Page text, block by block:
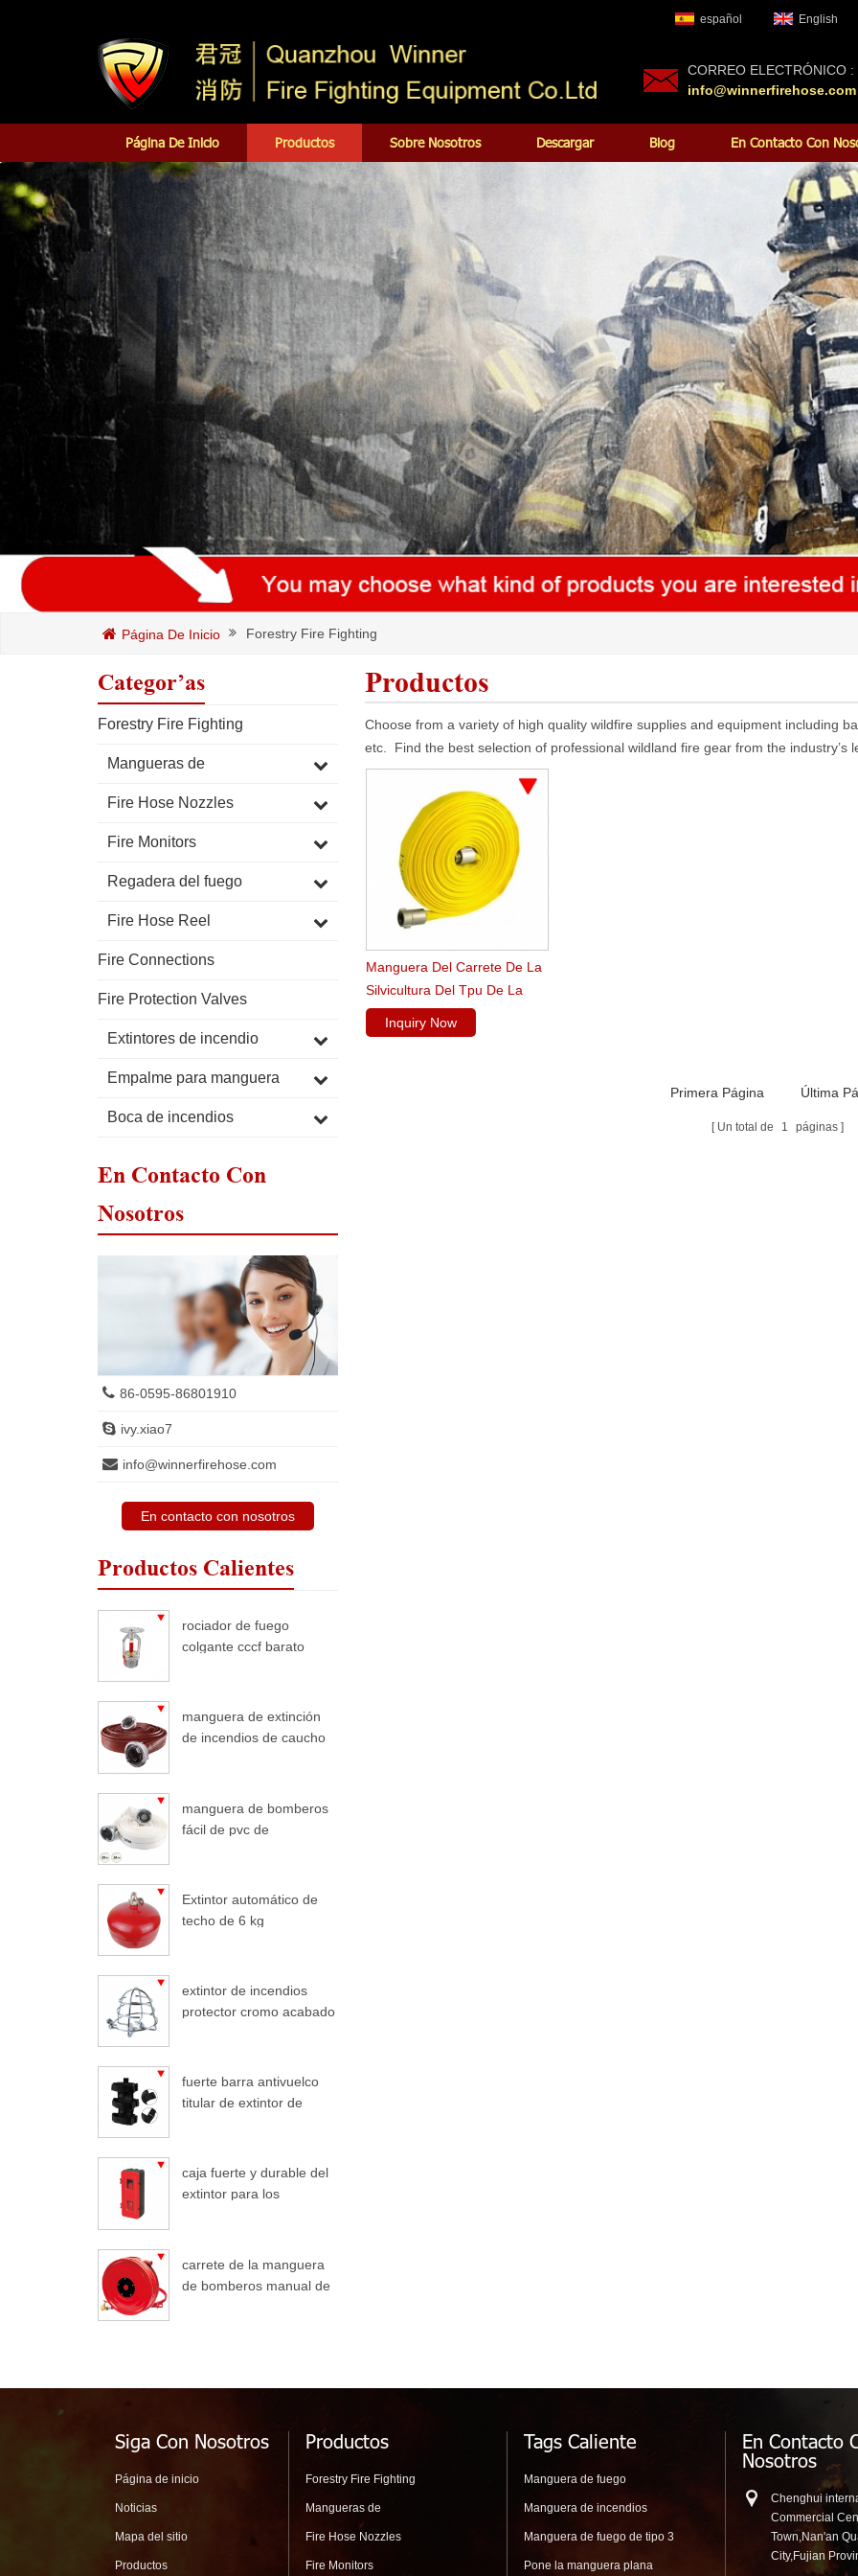
español English
CORREO ELECTRÓNICO :
info@winnerfirehose.com
Página De Inicio Productos Sobre Nosotros Descargar Blog En Contacto Con
Página De Inicio Forestry Fire Fighting
Categorías
Forestry Fire Fighting
Mangueras de
Fire Hose Nozzles
Fire Monitors
Regadera del fuego
Fire Hose Reel
Fire Connections
Fire Protection Valves
Extintores de incendio
Empalme para manguera
Boca de incendios
En Contacto Con
Nosotros
86-0595-86801910
ivy.xiao7
info@winnerfirehose.com
En contacto con nosotros
Productos Calientes
rociador de fuego
colgante cccf barato
manguera de extinción
de incendios de caucho
manguera de bomberos
fácil de pvc de
Extintor automático de
techo de 6 kg
extintor de incendios
protector cromo acabado
fuerte barra antivuelco
titular de extintor de
caja fuerte y durable del
extintor para los
carrete de la manguera
de bomberos manual de
Productos
Choose from a variety of high quality wildfire supplies and equipment including
etc
Find the best selection of professional wildland fire gear from the industry’s
Manguera Del Carrete De La
Silvicultura Del Tpu De La
Chaqueta Única Del Poliéster
Inquiry Now
Primera Página Última
Un total de 1 páginas
Siga Con Nosotros
Página de inicio
Noticias
Mapa del sitio
Productos
Productos
Forestry Fire Fighting
Mangueras de
Fire Hose Nozzles
Fire Monitors
Tags Caliente
Manguera de fuego
Manguera de incendios
Manguera de fuego de tipo 3
Pone la manguera plana
En Contacto
Nosotros
Chenghui
Commercial
Town,Nan'an
City,Fujian